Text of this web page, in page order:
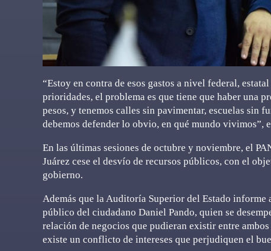
“Estoy en contra de esos gastos a nivel federal,
prioridades, el problema es que tiene que haber una
pesos, y tenemos calles sin pavimentar, escuelas sin
debemos defender lo obvio, en qué mundo vivimos”,
En las últimas sesiones de octubre y noviembre, el
Juárez cese el desvío de recursos públicos, con el
gobierno.
Además que la Auditoría Superior del Estado
público del ciudadano Daniel Pando, quien se
relación de negocios que pudieran existir entre
existe un conflicto de intereses que perjudiquen el